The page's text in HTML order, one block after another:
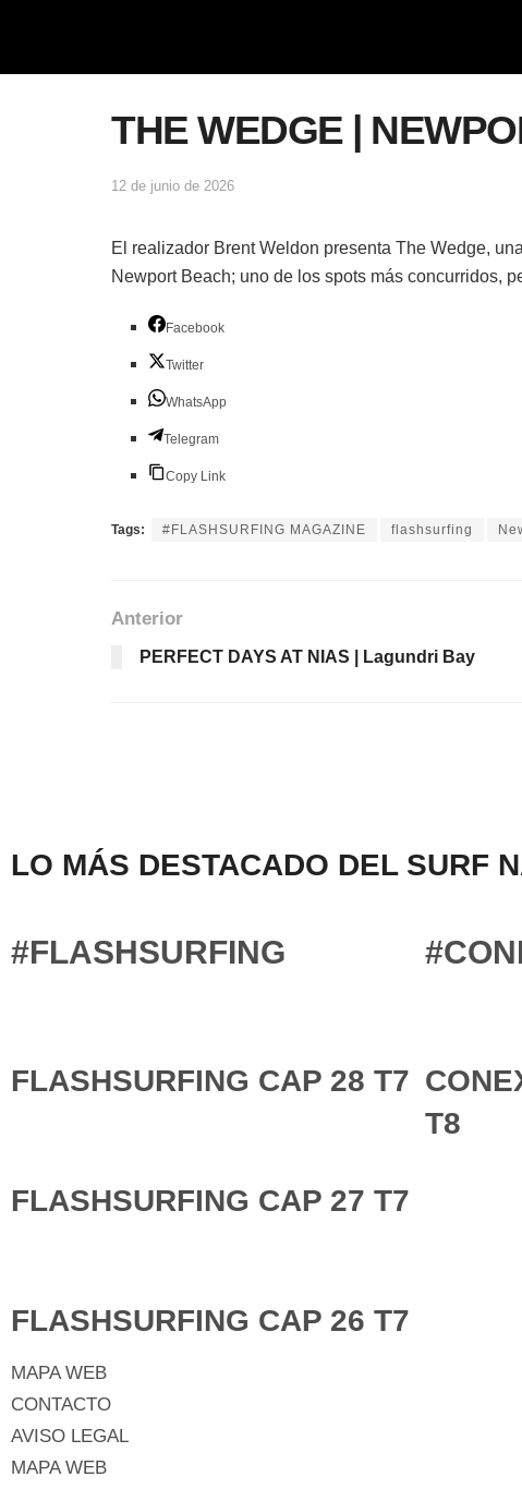
THE WEDGE |
12 de junio de 2026
El realizador Brent Weldon presenta The Wedge,
Newport Beach; uno de los spots más concurridos,
Facebook
Twitter
WhatsApp
Telegram
Copy Link
Tags: #FLASHSURFING MAGAZINE flashsurfing
Anterior
PERFECT DAYS AT NIAS | Lagundri Bay
LO MÁS DESTACADO DEL SURF
#FLASHSURFING
FLASHSURFING CAP 28 T7
FLASHSURFING CAP 27 T7
FLASHSURFING CAP 26 T7
T8
MAPA WEB
CONTACTO
AVISO LEGAL
MAPA WEB